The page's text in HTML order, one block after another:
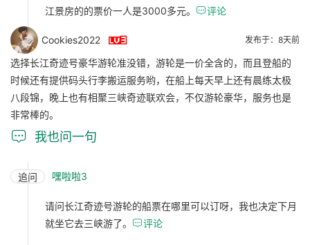
江景房的的票价一人是3000多元。 评论
Cookies2022  发布于：8天前
选择长江奇迹号豪华游轮准没错，游轮是一价全含的，而且登船的
时候还有提供码头行李搬运服务哟，在船上每天早上还有晨练太极
八段锦，晚上也有相聚三峡奇迹联欢会，不仅游轮豪华，服务也是
非常棒的。
 我也问一句
追问 嘿啦啦3
请问长江奇迹号游轮的船票在哪里可以订呀，我也决定下月
就坐它去三峡游了。 评论